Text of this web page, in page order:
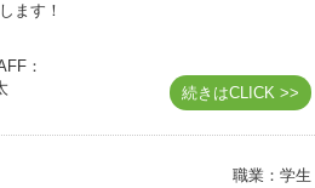
ます！
：
続きはCLICK >>
職業：学生